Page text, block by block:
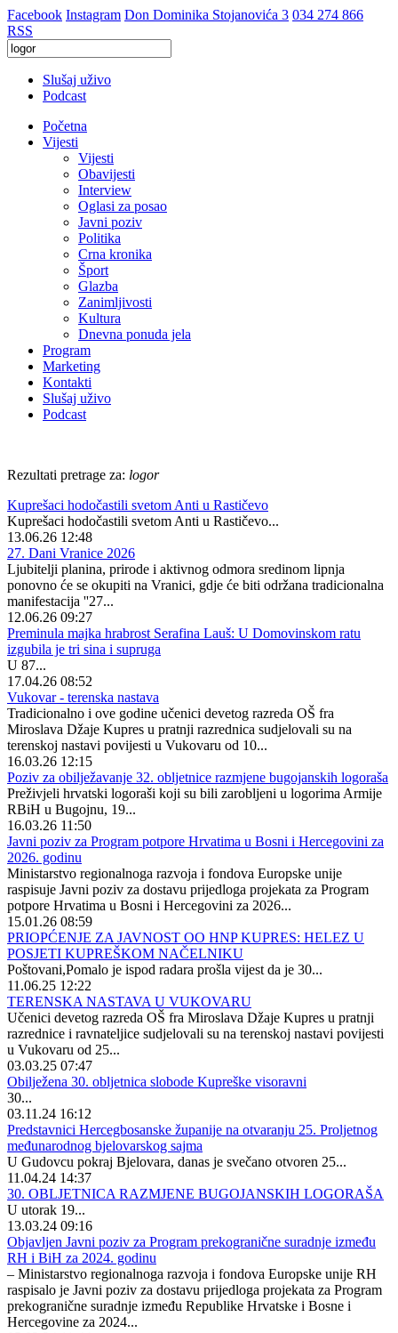
Facebook Instagram Don Dominika Stojanovića 3 034 274 866
RSS
Slušaj uživo
Podcast
Početna
Vijesti
Vijesti
Obavijesti
Interview
Oglasi za posao
Javni poziv
Politika
Crna kronika
Šport
Glazba
Zanimljivosti
Kultura
Dnevna ponuda jela
Program
Marketing
Kontakti
Slušaj uživo
Podcast
Rezultati pretrage za: logor
Kuprešaci hodočastili svetom Anti u Rastičevo
Kuprešaci hodočastili svetom Anti u Rastičevo...
13.06.26 12:48
27. Dani Vranice 2026
Ljubitelji planina, prirode i aktivnog odmora sredinom lipnja
ponovno će se okupiti na Vranici, gdje će biti održana tradicionalna
manifestacija ''27...
12.06.26 09:27
Preminula majka hrabrost Serafina Lauš: U Domovinskom ratu
izgubila je tri sina i supruga
U 87...
17.04.26 08:52
Vukovar - terenska nastava
Tradicionalno i ove godine učenici devetog razreda OŠ fra
Miroslava Džaje Kupres u pratnji razrednica sudjelovali su na
terenskoj nastavi povijesti u Vukovaru od 10...
16.03.26 12:15
Poziv za obilježavanje 32. obljetnice razmjene bugojanskih logoraša
Preživjeli hrvatski logoraši koji su bili zarobljeni u logorima Armije
RBiH u Bugojnu, 19...
16.03.26 11:50
Javni poziv za Program potpore Hrvatima u Bosni i Hercegovini za
2026. godinu
Ministarstvo regionalnoga razvoja i fondova Europske unije
raspisuje Javni poziv za dostavu prijedloga projekata za Program
potpore Hrvatima u Bosni i Hercegovini za 2026...
15.01.26 08:59
PRIOPĆENJE ZA JAVNOST OO HNP KUPRES: HELEZ U
POSJETI KUPREŠKOM NAČELNIKU
Poštovani,Pomalo je ispod radara prošla vijest da je 30...
11.06.25 12:22
TERENSKA NASTAVA U VUKOVARU
Učenici devetog razreda OŠ fra Miroslava Džaje Kupres u pratnji
razrednice i ravnateljice sudjelovali su na terenskoj nastavi povijesti
u Vukovaru od 25...
03.03.25 07:47
Obilježena 30. obljetnica slobode Kupreške visoravni
30...
03.11.24 16:12
Predstavnici Hercegbosanske županije na otvaranju 25. Proljetnog
međunarodnog bjelovarskog sajma
U Gudovcu pokraj Bjelovara, danas je svečano otvoren 25...
11.04.24 14:37
30. OBLJETNICA RAZMJENE BUGOJANSKIH LOGORAŠA
U utorak 19...
13.03.24 09:16
Objavljen Javni poziv za Program prekogranične suradnje između
RH i BiH za 2024. godinu
– Ministarstvo regionalnoga razvoja i fondova Europske unije RH
raspisalo je Javni poziv za dostavu prijedloga projekata za Program
prekogranične suradnje između Republike Hrvatske i Bosne i
Hercegovine za 2024...